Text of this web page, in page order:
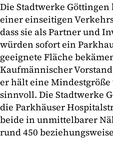
Die Stadtwerke
einer einseitigen
dass sie als Partner und
würden sofort ein
geeignete Fläche
Kaufmännischer
er hält eine
sinnvoll. Die Stadtwerke
die Parkhäuser
beide in unmittelbarer
rund 450